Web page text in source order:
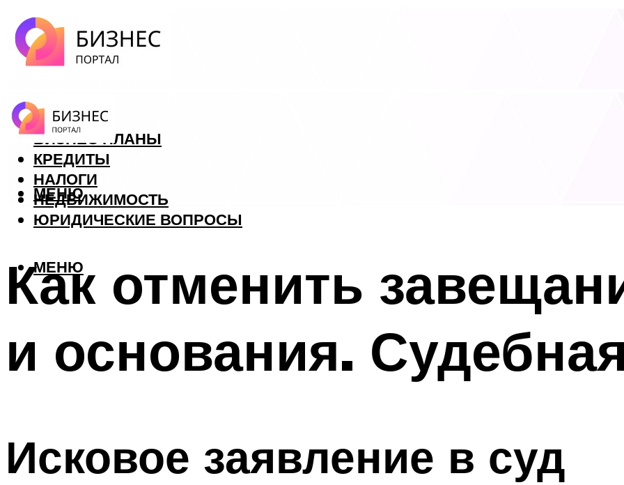
ФОРЕКС
БИЗНЕС ПЛАНЫ
КРЕДИТЫ
НАЛОГИ
НЕДВИЖИМОСТЬ
ЮРИДИЧЕСКИЕ ВОПРОСЫ
МЕНЮ
МЕНЮ
Как отменить
и основания.
Исковое заявление в суд